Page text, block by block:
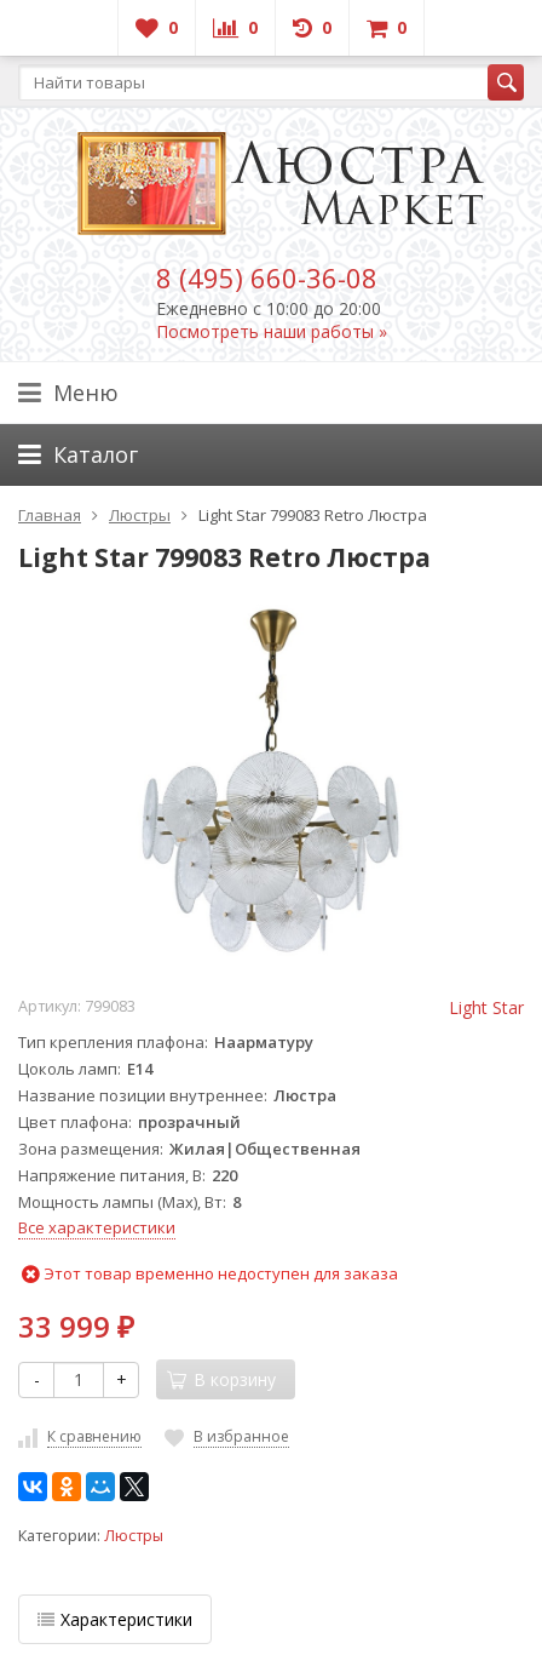
0 0 0 0
8 (495) 660-36-08
Ежедневно c 10:00 до 20:00
Посмотреть наши работы »
Меню
Каталог
Главная Люстры Light Star 799083 Retro Люстра
Light Star 799083 Retro Люстра
Light Star
Артикул: 799083
Тип крепления плафона Наарматуру
Цоколь ламп E14
Название позиции внутреннее Люстра
Цвет плафона прозрачный
Зона размещения Жилая|Общественная
Напряжение питания, В 220
Мощность лампы (Max), Вт 8
Все характеристики
Этот товар временно недоступен для заказа
33 999 ₽
- + В корзину
К сравнению В избранное
Категории: Люстры
Характеристики